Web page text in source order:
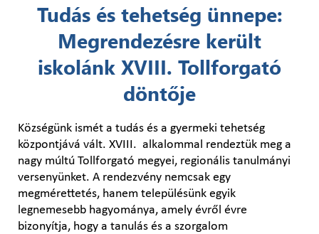
Tudás és tehetség ünnepe:
Megrendezésre került
iskolánk XVIII. Tollforgató
döntője
Községünk ismét a tudás és a gyermeki tehetség
központjává vált. XVIII. alkalommal rendeztük meg a
nagy múltú Tollforgató megyei, regionális tanulmányi
versenyünket. A rendezvény nemcsak egy
megmérettetés, hanem településünk egyik
legnemesebb hagyománya, amely évről évre
bizonyítja, hogy a tanulás és a szorgalom